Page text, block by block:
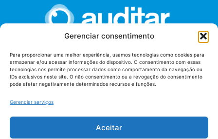
Gerenciar consentimento
Para proporcionar uma melhor experiência, usamos tecnologias como cookies para
armazenar e/ou acessar informações do dispositivo. O consentimento com essas
tecnologias nos permite processar dados como comportamento da navegação ou
IDs exclusivos neste site. O não consentimento ou a revogação do consentimento
pode afetar negativamente determinados recursos e funções.
Gerenciar serviços
Aceitar
União dos Auditores Federais de Controle Externo -
AUDITAR
Setor de Administração Federal Sul (SAF/Sul), Qd. 04, Lt. 01
Tribunal de Contas da União (TCU), Subsolo, Sala S04
Telefone: (61)3527-7292